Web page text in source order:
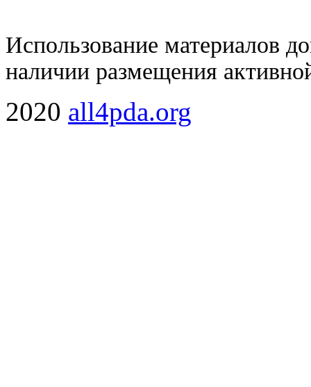
Использование материалов
наличии размещения
2020 all4pda.org